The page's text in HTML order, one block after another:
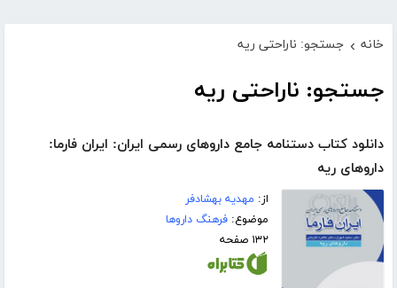
خانه › جستجو: ناراحتی ریه
جستجو: ناراحتی ریه
دانلود کتاب دستنامه جامع داروهای رسمی ایران: ایران فارما:
داروهای ریه
از: مهدیه بهشادفر
موضوع:فرهنگ داروها
۱۳۲ صفحه